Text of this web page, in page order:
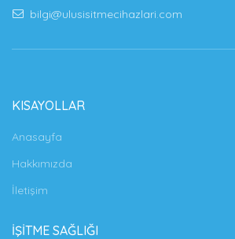
bilgi@ulusisitmecihazlari.com
KISAYOLLAR
Anasayfa
Hakkımızda
İletişim
İŞITME SAĞLIĞI